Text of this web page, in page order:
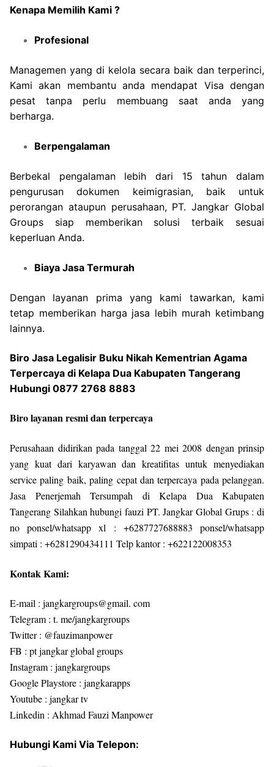
Kenapa Memilih Kami ?
Profesional
Managemen yang di kelola secara baik dan terperinci,
Kami akan membantu anda mendapat Visa dengan
pesat tanpa perlu membuang saat anda yang
berharga.
Berpengalaman
Berbekal pengalaman lebih dari 15 tahun dalam
pengurusan dokumen keimigrasian, baik untuk
perorangan ataupun perusahaan, PT. Jangkar Global
Groups siap memberikan solusi terbaik sesuai
keperluan Anda.
Biaya Jasa Termurah
Dengan layanan prima yang kami tawarkan, kami
tetap memberikan harga jasa lebih murah ketimbang
lainnya.
Biro Jasa Legalisir Buku Nikah Kementrian Agama
Terpercaya di Kelapa Dua Kabupaten Tangerang
Hubungi 0877 2768 8883
Biro layanan resmi dan terpercaya
Perusahaan didirikan pada tanggal 22 mei 2008 dengan prinsip
yang kuat dari karyawan dan kreatifitas untuk menyediakan
service paling baik, paling cepat dan terpercaya pada pelanggan.
Jasa Penerjemah Tersumpah di Kelapa Dua Kabupaten
Tangerang Silahkan hubungi fauzi PT. Jangkar Global Grups : di
no ponsel/whatsapp xl : +6287727688883 ponsel/whatsapp
simpati : +6281290434111 Telp kantor : +622122008353
Kontak Kami:
E-mail : jangkargroups@gmail. com
Telegram : t. me/jangkargroups
Twitter : @fauzimanpower
FB : pt jangkar global groups
Instagram : jangkargroups
Google Playstore : jangkarapps
Youtube : jangkar tv
Linkedin : Akhmad Fauzi Manpower
Hubungi Kami Via Telepon: